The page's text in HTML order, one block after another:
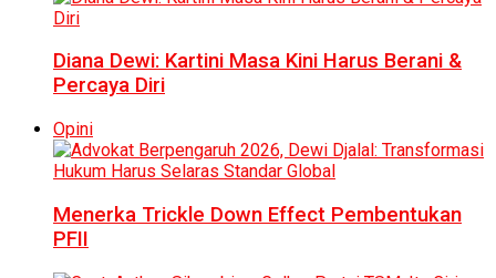
Diana Dewi: Kartini Masa Kini Harus Berani &
Percaya Diri
Opini
Menerka Trickle Down Effect Pembentukan
PFII